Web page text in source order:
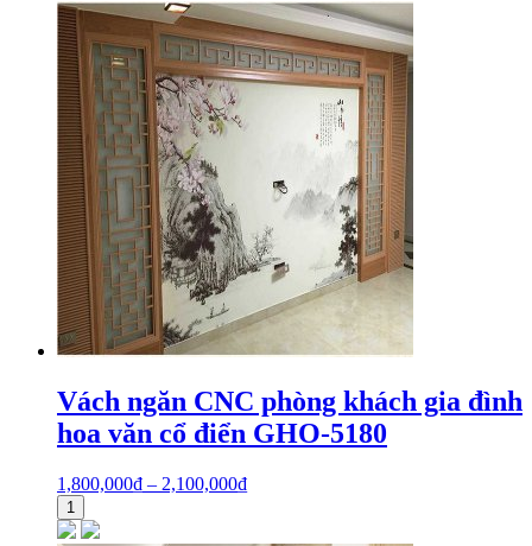
Vách ngăn CNC phòng khách gia đình
hoa văn cổ điển GHO-5180
1,800,000₫ – 2,100,000₫
1